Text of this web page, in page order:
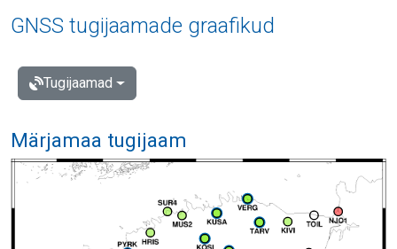
GNSS tugijaamade graafikud
Tugijaamad
Märjamaa tugijaam